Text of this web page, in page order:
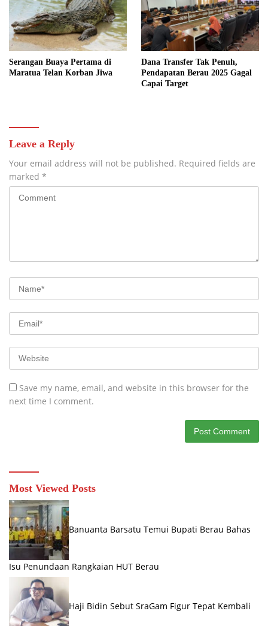
Serangan Buaya Pertama di
Maratua Telan Korban Jiwa
Dana Transfer Tak Penuh,
Pendapatan Berau 2025 Gagal
Capai Target
Leave a Reply
Your email address will not be published. Required fields are
marked *
Save my name, email, and website in this browser for the
next time I comment.
Most Viewed Posts
Banuanta Barsatu Temui Bupati Berau Bahas
Isu Penundaan Rangkaian HUT Berau
Haji Bidin Sebut SraGam Figur Tepat Kembali